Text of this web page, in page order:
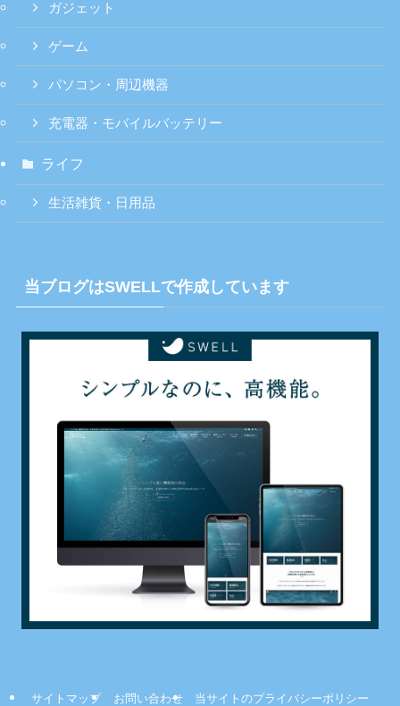
ガジェット
ゲーム
パソコン・周辺機器
充電器・モバイルバッテリー
ライフ
生活雑貨・日用品
当ブログはSWELLで作成しています
サイトマップ お問い合わせ 当サイトのプライバシーポリシー